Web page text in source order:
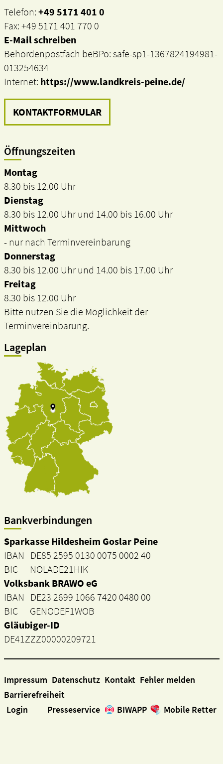
Telefon:+49 5171 401 0
Fax: +49 5171 401 770 0
E-Mail schreiben
Behördenpostfach beBPo: safe-sp1-1367824194981-
013254634
Internet: https://www.landkreis-peine.de/
KONTAKTFORMULAR
Öffnungszeiten
Montag
8.30 bis 12.00 Uhr
Dienstag
8.30 bis 12.00 Uhr und 14.00 bis 16.00 Uhr
Mittwoch
- nur nach Terminvereinbarung
Donnerstag
8.30 bis 12.00 Uhr und 14.00 bis 17.00 Uhr
Freitag
8.30 bis 12.00 Uhr
Bitte nutzen Sie die Möglichkeit der
Terminvereinbarung.
Lageplan
Bankverbindungen
Sparkasse Hildesheim Goslar Peine
IBAN DE85 2595 0130 0075 0002 40
BIC NOLADE21HIK
Volksbank BRAWO eG
IBAN DE23 2699 1066 7420 0480 00
BIC GENODEF1WOB
Gläubiger-ID
DE41ZZZ00000209721
Impressum Datenschutz Kontakt Fehler melden
Barrierefreiheit
Login
Presseservice BIWAPP Mobile Retter